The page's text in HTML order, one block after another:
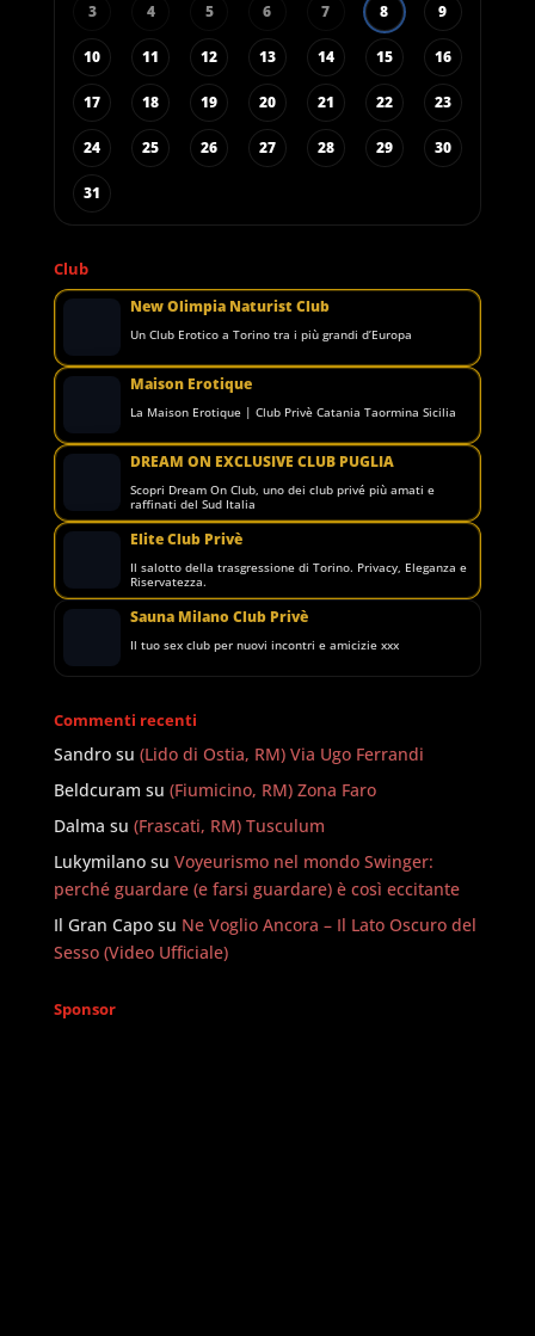
3 4 5 6 7 8 9
10 11 12 13 14 15 16
17 18 19 20 21 22 23
24 25 26 27 28 29 30
31
Club
New Olimpia Naturist Club
Un Club Erotico a Torino tra i più grandi d’Europa
Maison Erotique
La Maison Erotique | Club Privè Catania Taormina Sicilia
DREAM ON EXCLUSIVE CLUB PUGLIA
Scopri Dream On Club, uno dei club privé più amati e
raffinati del Sud Italia
Elite Club Privè
Il salotto della trasgressione di Torino. Privacy, Eleganza e
Riservatezza.
Sauna Milano Club Privè
Il tuo sex club per nuovi incontri e amicizie xxx
Commenti recenti
Sandrosu (Lido di Ostia, RM) Via Ugo Ferrandi
Beldcuram su (Fiumicino, RM) Zona Faro
Dalma su (Frascati, RM) Tusculum
Lukymilanosu Voyeurismo nel mondo Swinger:
perché guardare (e farsi guardare) è così eccitante
Il Gran Caposu Ne Voglio Ancora – Il Lato Oscuro del
Sesso (Video Ufficiale)
Sponsor